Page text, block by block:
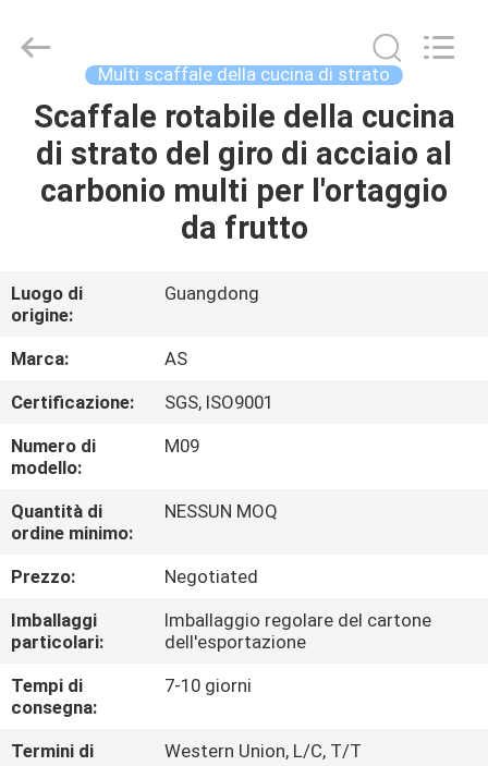
CASA
PRODOTTI
CIRCA
NOI
GIRO
DELLA
FABBRICA
CONTROLLO
DI
QUALITÀ
CONTATTICI
Display
Shelves
Reserved.
Multi scaffale della cucina di strato
Scaffale rotabile della cucina
di strato del giro di acciaio al
carbonio multi per l'ortaggio
da frutto
Luogo di
origine:
Guangdong
Marca:
AS
Certificazione:
SGS, ISO9001
Numero di
modello:
M09
Quantità di
ordine minimo:
NESSUN MOQ
Prezzo:
Negotiated
Imballaggi
particolari:
Imballaggio regolare del cartone
dell'esportazione
Tempi di
consegna:
7-10 giorni
Termini di
Western Union, L/C, T/T